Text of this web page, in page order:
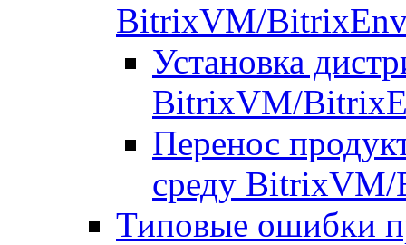
BitrixVM/
Установка
BitrixVM/
Перенос
среду
Типовые ошибки